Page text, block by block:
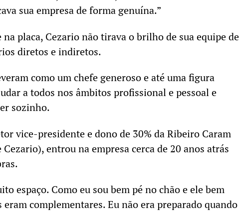
sua empresa de forma genuína.”
placa, Cezario não tirava o brilho de sua equipe de
diretos e indiretos.
como um chefe generoso e até uma figura
a todos nos âmbitos profissional e pessoal e
sozinho.
vice-presidente e dono de 30% da Ribeiro Caram
entrou na empresa cerca de 20 anos atrás
espaço. Como eu sou bem pé no chão e ele bem
complementares. Eu não era preparado quando